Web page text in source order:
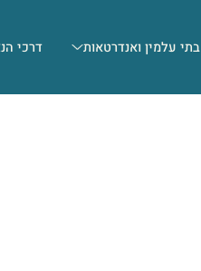
בתי עלמין ואנדרטאות דרכי